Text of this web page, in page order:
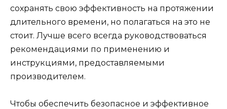
сохранять свою эффективность на протяжении
длительного времени, но полагаться на это не
стоит. Лучше всего всегда руководствоваться
рекомендациями по применению и
инструкциями, предоставляемыми
производителем.
Чтобы обеспечить безопасное и эффективное